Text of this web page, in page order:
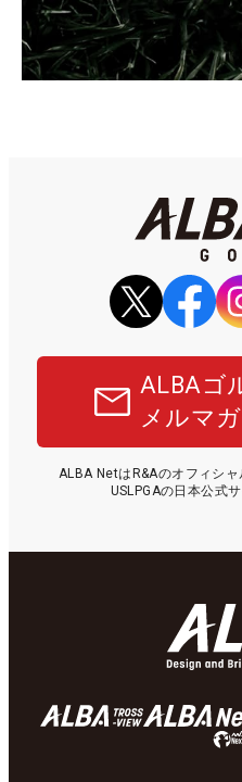
ALBAゴ
メルマ
ALBA NetはR&Aのオフィシ
USLPGAの日本公式